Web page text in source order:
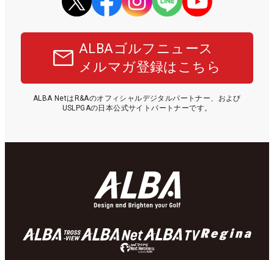
ALBAゴルフニュース
メルマガ登録はこちら
ALBA NetはR&Aのオフィシャルデジタルパートナー、および
USLPGAの日本公式サイトパートナーです。